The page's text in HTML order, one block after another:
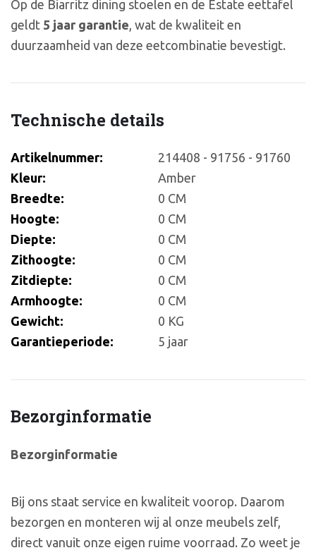
Op de Biarritz dining stoelen en de Estate eettafel
geldt 5 jaar garantie , wat de kwaliteit en
duurzaamheid van deze eetcombinatie bevestigt.
Technische details
Artikelnummer:
214408 - 91756 - 91760
Kleur:
Amber
Breedte:
0 CM
Hoogte:
0 CM
Diepte:
0 CM
Zithoogte:
0 CM
Zitdiepte:
0 CM
Armhoogte:
0 CM
Gewicht:
0 KG
Garantieperiode:
5 jaar
Bezorginformatie
Bezorginformatie
Bij ons staat service en kwaliteit voorop. Daarom
bezorgen en monteren wij al onze meubels zelf,
direct vanuit onze eigen ruime voorraad. Zo weet je